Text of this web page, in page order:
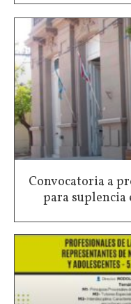
Convocatoria a
para suplencia